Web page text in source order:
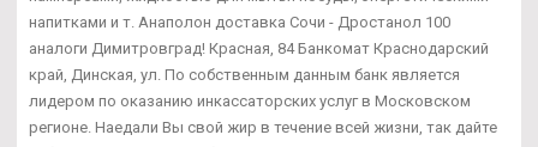
напитками и т. Анаполон доставка Сочи - Дростанол 100
аналоги Димитровград! Красная, 84 Банкомат Краснодарский
край, Динская, ул. По собственным данным банк является
лидером по оказанию инкассаторских услуг в Московском
регионе. Наедали Вы свой жир в течение всей жизни, так дайте